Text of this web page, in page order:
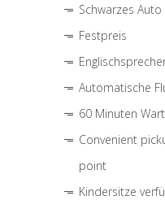
Schwarzes
Festpreis
Automatische
60 Minuten
Convenient
point
Kindersitze